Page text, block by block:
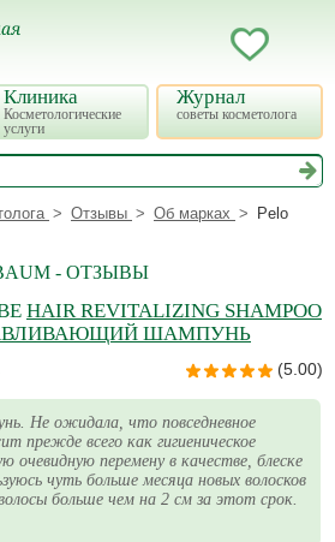
Клиника
Косметологические
услуги
Журнал
советы косметолога
Отзывы Об марках
Pelo
- ОТЗЫВЫ
HAIR REVITALIZING SHAMPOO
ШАМПУНЬ
(5.00)
Не ожидала, что повседневное
прежде всего как гигиеническое
перемену в качестве, блеске
чуть больше месяца новых волосков
больше чем на 2 см за этот срок.